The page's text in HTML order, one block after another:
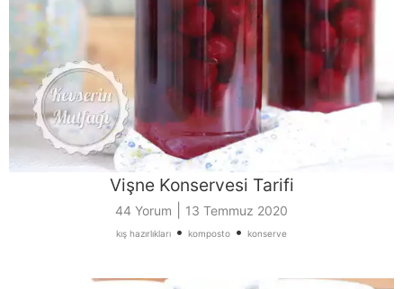
Vişne Konservesi Tarifi
44 Yorum 13 Temmuz 2020
kış hazırlıkları • komposto • konserve